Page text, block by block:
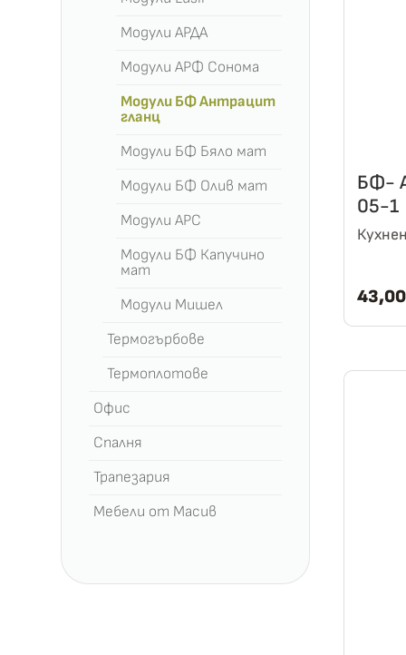
БФ-
05-1
Модули АРДА
Модули АРФ Сонома
Модули БФ Антрацит
гланц
Модули БФ Бяло мат
Модули БФ Олив мат
Модули АРС
Модули БФ Капучино
мат
Модули Мишел
Термогърбове
Термоплотове
Офис
Спалня
Трапезария
Мебели от Масив